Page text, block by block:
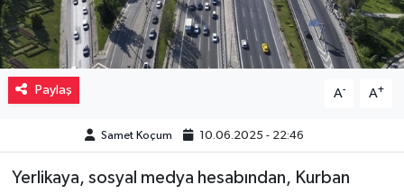
Paylaş A- A+
Samet Koçum 10.06.2025 - 22:46
Yerlikaya, sosyal medya hesabından, Kurban
Resmi İlanlar
Sağlık
Siyaset